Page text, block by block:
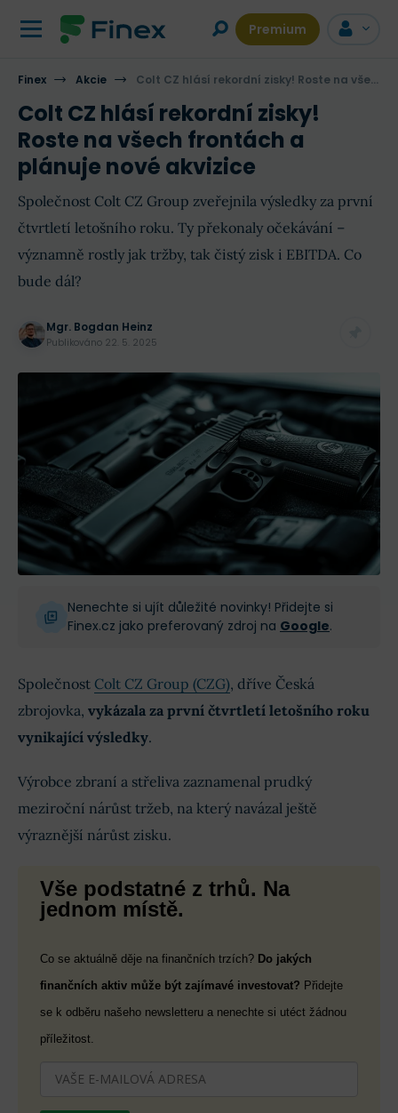
Premium
Finex Akcie Colt CZ hlásí rekordní zisky! Roste na všech frontách a plánuje nové akvizice
Colt CZ hlásí rekordní zisky!
Roste na všech frontách a
plánuje nové akvizice
Společnost Colt CZ Group zveřejnila výsledky za první
čtvrtletí letošního roku. Ty překonaly očekávání –
významně rostly jak tržby, tak čistý zisk i EBITDA. Co
bude dál?
Mgr. Bogdan Heinz
Publikováno 22. 5. 2025
Nenechte si ujít důležité novinky! Přidejte si
Finex.cz jako preferovaný zdroj na Google.
Společnost Colt CZ Group (CZG), dříve Česká
zbrojovka, vykázala za první čtvrtletí letošního roku
vynikající výsledky.
Výrobce zbraní a střeliva zaznamenal prudký
meziroční nárůst tržeb, na který navázal ještě
výraznější nárůst zisku.
Vše podstatné z trhů. Na
jednom místě.
Co se aktuálně děje na finančních trzích? Do jakých
finančních aktiv může být zajímavé investovat? Přidejte
se k odběru našeho newsletteru a nenechte si utéct žádnou
příležitost.